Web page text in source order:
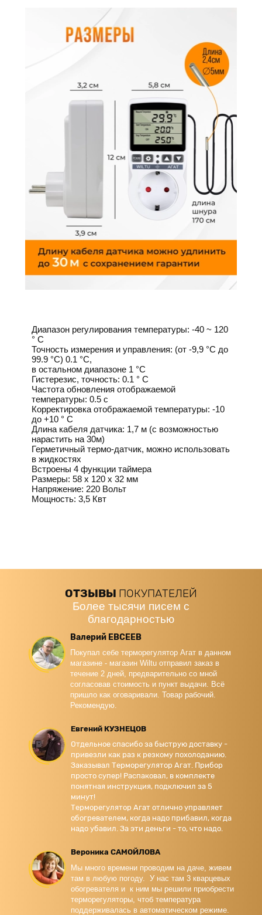
Диапазон регулирования температуры: -40 ~ 120
° C
Точность измерения и управления: (от -9,9 °C до
99.9 °C) 0.1 °C,
в остальном диапазоне 1 °C
Гистерезис, точность: 0.1 ° C
Частота обновления отображаемой
температуры: 0.5 с
Корректировка отображаемой температуры: -10
до +10 ° C
Длина кабеля датчика: 1,7 м (с возможностью
нарастить на 30м)
Герметичный термо-датчик, можно использовать
в жидкостях
Встроены 4 функции таймера
Размеры: 58 х 120 х 32 мм
Напряжение: 220 Вольт
Мощность: 3,5 Квт
ОТЗЫВЫ ПОКУПАТЕЛЕЙ
Более тысячи писем с
благодарностью
Валерий ЕВСЕЕВ
Покупал себе терморегулятор Агат в данном
магазине - магазин Wiltu отправил заказ в
течение 2 дней, предварительно со мной
согласовав стоимость и пункт выдачи. Всё
пришло как оговаривали. Товар рабочий.
Рекомендую.
Евгений КУЗНЕЦОВ
Отдельное спасибо за быструю доставку -
привезли как раз к резкому похолоданию.
Заказывал Терморегулятор Агат. Прибор
просто супер! Распаковал, в комплекте
понятная инструкция, подключил за 5
минут!
Терморегулятор Агат отлично управляет
обогревателем, когда надо прибавил, когда
надо убавил. За эти деньги - то, что надо.
Вероника САМОЙЛОВА
Мы много времени проводим на даче, живем
там в любую погоду. У нас там 3 кварцевых
обогревателя и к ним мы решили приобрести
терморегуляторы, чтоб температура
поддерживалась в автоматическом режиме.